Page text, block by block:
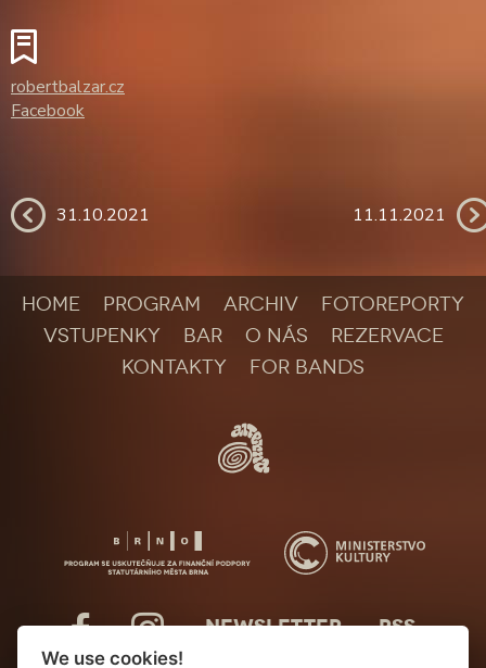
robertbalzar.cz
Facebook
31.10.2021 11.11.2021
HOME PROGRAM ARCHIV
FOTOREPORTY
VSTUPENKY
BAR O NÁS
REZERVACE
KONTAKTY
FOR BANDS
NEWSLETTER RSS
We use cookies!